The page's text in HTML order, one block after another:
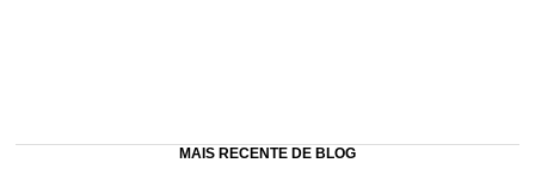
MAIS RECENTE DE BLOG